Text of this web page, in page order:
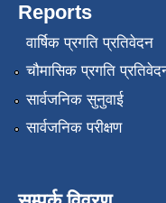
Reports
वार्षिक प्रगति प्रतिवेदन
चौमासिक प्रगति
सार्वजनिक सुनुवाई
सार्वजनिक परीक्षण